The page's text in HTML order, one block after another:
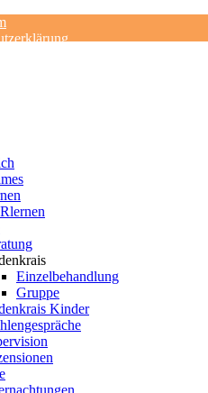
Einzelbehandlung
Gruppe
Kinder